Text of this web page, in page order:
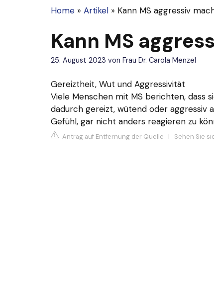
Home » Artikel » Kann MS aggressiv
Kann MS
25. August 2023 von Frau Dr. Carola Menzel
Gereiztheit, Wut und Aggressivität
Viele Menschen mit MS berichten, dass
dadurch gereizt, wütend oder aggressiv
Gefühl, gar nicht anders reagieren zu
Antrag auf Entfernung der Quelle | Sehen Sie